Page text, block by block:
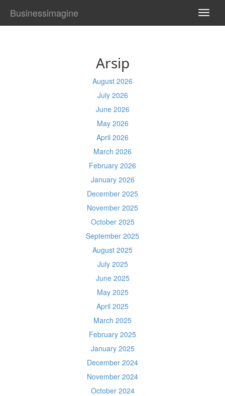
Businessimagine
Arsip
August 2026
July 2026
June 2026
May 2026
April 2026
March 2026
February 2026
January 2026
December 2025
November 2025
October 2025
September 2025
August 2025
July 2025
June 2025
May 2025
April 2025
March 2025
February 2025
January 2025
December 2024
November 2024
October 2024